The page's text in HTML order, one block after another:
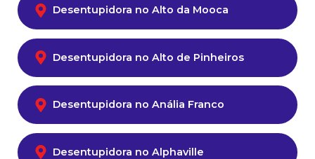
Desentupidora no Alto da Mooca
Desentupidora no Alto de Pinheiros
Desentupidora no Anália Franco
Desentupidora no Alphaville